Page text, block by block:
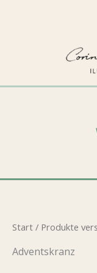
Start / Produkte
Adventskranz